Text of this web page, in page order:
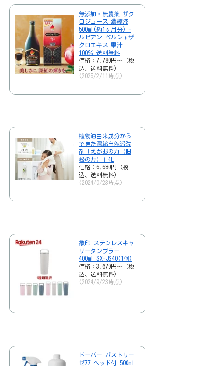
無添加・無農薬 ザク
ロジュース 濃縮液
500ml(約1ヶ月分) -
ルビアン ペルシャザ
クロエキス 果汁
100％ 送料無料
価格：7,780円～（税
込、送料無料)
(2025/2/11時点)
植物油由来成分から
できた濃縮自然派洗
剤「えがおの力（旧
松の力）」4L
価格：6,680円（税
込、送料無料)
(2024/9/23時点)
象印 ステンレスキャ
リータンブラー
400ml SX-JS40(1個)
価格：3,679円～（税
込、送料無料)
(2024/9/23時点)
ドーバー パストリー
ゼ77 ヘッド付 500ml